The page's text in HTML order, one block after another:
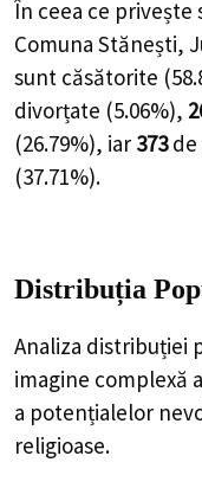
În ceea ce privește
Comuna Stănești,
sunt căsătorite (
divorțate (5.06%),
(26.79%), iar 373 de
(37.71%).
Distribuția
Analiza distribuției
imagine complexă
a potențialelor
religioase.